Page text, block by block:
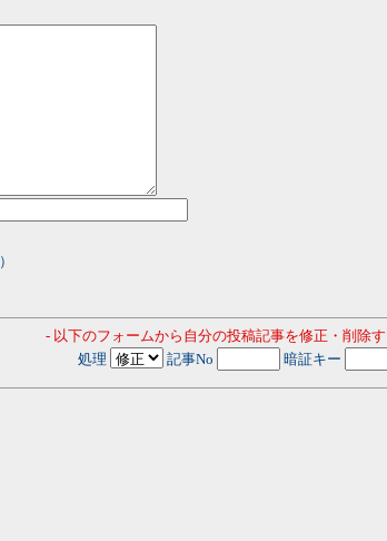
- 以下のフォームから自分の投稿記事を修正・削除
処理
記事No 暗証キー